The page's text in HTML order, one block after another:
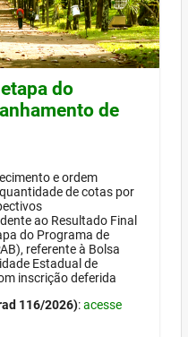
do
de
e ordem
de cotas por
ao Resultado Final
do Programa de
referente à Bolsa
Estadual de
inscrição deferida
116/2026):acesse